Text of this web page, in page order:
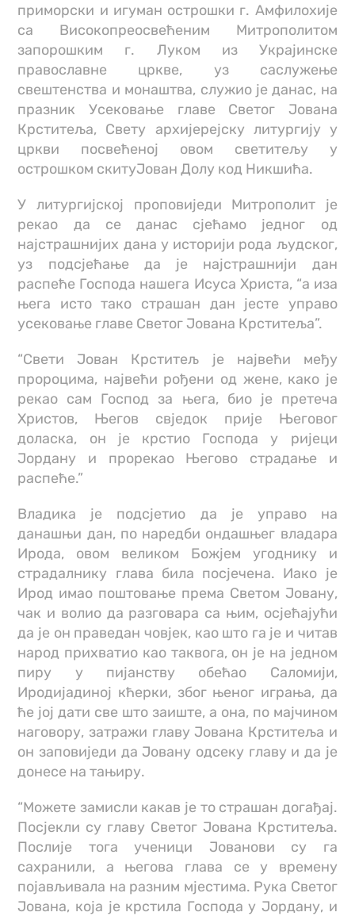
приморски и игуман острошки г. Амфилохије
са Високопреосвећеним Митрополитом
запорошким г. Луком из Украјинске
православне цркве, уз саслужење
свештенства и монаштва, служио је данас, на
празник Усековање главе Светог Јована
Крститеља, Свету архијерејску литургију у
цркви посвећеној овом светитељу у
острошком скитуЈован Долу код Никшића.
У литургијској проповиједи Митрополит је
рекао да се данас сјећамо једног од
најстрашнијих дана у историји рода људског,
уз подсјећање да је најстрашнији дан
распеће Господа нашега Исуса Христа, “а иза
њега исто тако страшан дан јесте управо
усековање главе Светог Јована Крститеља”.
“Свети Јован Крститељ је највећи међу
пророцима, највећи рођени од жене, како је
рекао сам Господ за њега, био је претеча
Христов, Његов свједок прије Његовог
доласка, он је крстио Господа у ријеци
Јордану и прорекао Његово страдање и
распеће.”
Владика је подсјетио да је управо на
данашњи дан, по наредби ондашњег владара
Ирода, овом великом Божјем угоднику и
страдалнику глава била посјечена. Иако је
Ирод имао поштовање према Светом Јовану,
чак и волио да разговара са њим, осјећајући
да је он праведан човјек, као што га је и читав
народ прихватио као таквога, он је на једном
пиру у пијанству обећао Саломији,
Иродијадиној кћерки, због њеног играња, да
ће јој дати све што заиште, а она, по мајчином
наговору, затражи главу Јована Крститеља и
он заповиједи да Јовану одсеку главу и да је
донесе на тањиру.
“Можете замисли какав је то страшан догађај.
Посјекли су главу Светог Јована Крститеља.
Послије тога ученици Јованови су га
сахранили, а његова глава се у времену
појављивала на разним мјестима. Рука Светог
Јована, која је крстила Господа у Јордану, и